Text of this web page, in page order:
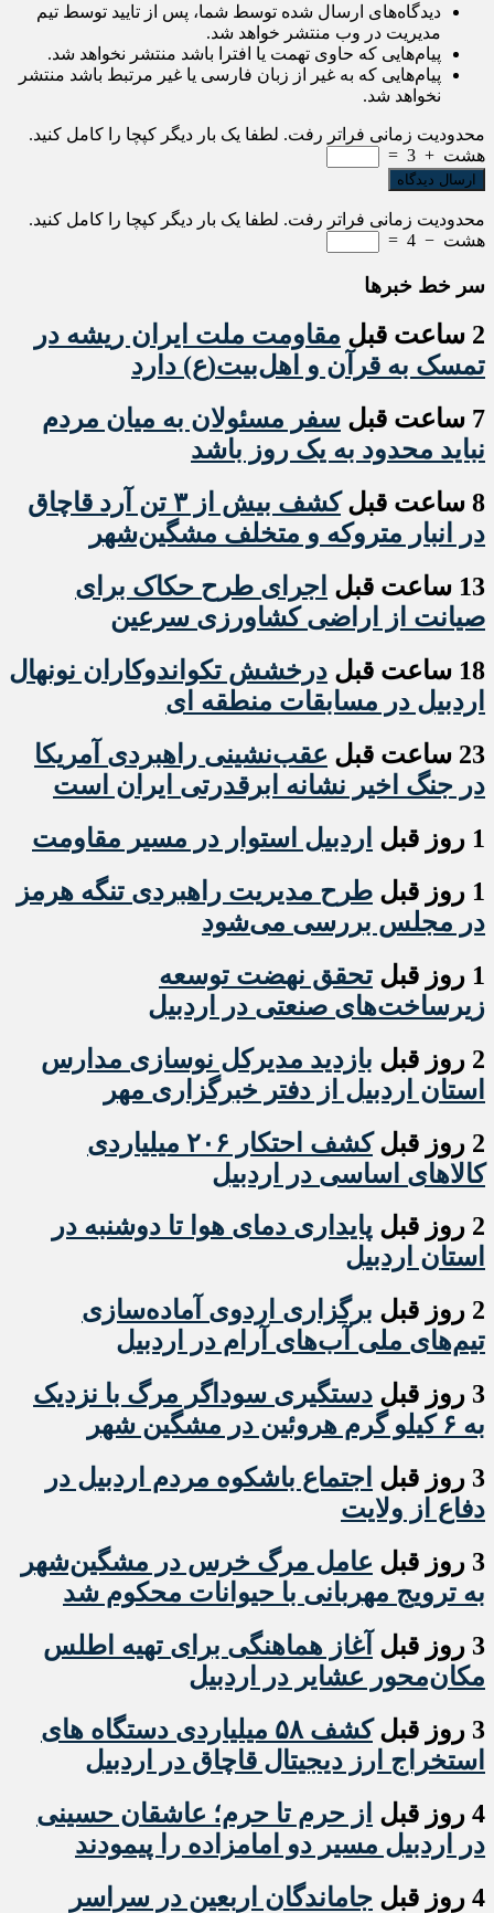
دیدگاه‌های ارسال شده توسط شما، پس از تایید توسط تیم
مدیریت در وب منتشر خواهد شد.
پیام‌هایی که حاوی تهمت یا افترا باشد منتشر نخواهد شد.
پیام‌هایی که به غیر از زبان فارسی یا غیر مرتبط باشد منتشر
نخواهد شد.
محدودیت زمانی فراتر رفت. لطفا یک بار دیگر کپچا را کامل کنید.
هشت +
3
=
محدودیت زمانی فراتر رفت. لطفا یک بار دیگر کپچا را کامل کنید.
هشت −
4
=
سر خط خبرها
2 ساعت قبل
مقاومت ملت ایران ریشه در
تمسک به قرآن و اهل‌بیت(ع) دارد
7 ساعت قبل
سفر مسئولان به میان مردم
نباید محدود به یک روز باشد
8 ساعت قبل
کشف بیش از ۳ تن آرد قاچاق
در انبار متروکه و متخلف مشگین‌شهر
13 ساعت قبل
اجرای طرح حکاک برای
صیانت از اراضی کشاورزی سرعین
18 ساعت قبل
درخشش تکواندوکاران نونهال
اردبیل در مسابقات منطقه ای
23 ساعت قبل
عقب‌نشینی راهبردی آمریکا
در جنگ اخیر نشانه ابرقدرتی ایران است
1 روز قبل
اردبیل استوار در مسیر مقاومت
1 روز قبل
طرح مدیریت راهبردی تنگه هرمز
در مجلس بررسی می‌شود
1 روز قبل
تحقق نهضت توسعه
زیرساخت‌های صنعتی در اردبیل
2 روز قبل
بازدید مدیرکل نوسازی مدارس
استان اردبیل از دفتر خبرگزاری مهر
2 روز قبل
کشف احتکار ۲۰۶ میلیاردی
کالاهای اساسی در اردبیل
2 روز قبل
پایداری دمای هوا تا دوشنبه در
استان اردبیل
2 روز قبل
برگزاری اردوی آماده‌سازی
تیم‌های ملی آب‌های آرام در اردبیل
3 روز قبل
دستگیری سوداگر مرگ با نزدیک
به ۶ کیلو گرم هروئین در مشگین شهر
3 روز قبل
اجتماع باشکوه مردم اردبیل در
دفاع از ولایت
3 روز قبل
عامل مرگ خرس در مشگین‌شهر
به ترویج مهربانی با حیوانات محکوم شد
3 روز قبل
آغاز هماهنگی برای تهیه اطلس
مکان‌محور عشایر در اردبیل
3 روز قبل
کشف ۵۸ میلیاردی دستگاه های
استخراج ارز دیجیتال قاچاق در اردبیل
4 روز قبل
از حرم تا حرم؛ عاشقان حسینی
در اردبیل مسیر دو امامزاده را پیمودند
4 روز قبل
جاماندگان اربعین در سراسر